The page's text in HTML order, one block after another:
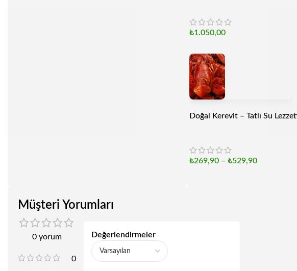
₺1.050,00
Doğal Kerevit – Tatlı Su
₺269,90 – ₺529,90
Müşteri Yorumları
0 yorum
0
Değerlendirmeler